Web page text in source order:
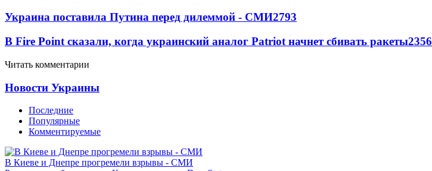
Украина поставила Путина перед дилеммой - СМИ2793
В Fire Point сказали, когда украинский аналог Patriot начнет сбивать ракеты2356
Читать комментарии
Новости Украины
Последние
Популярные
Комментируемые
В Киеве и Днепре прогремели взрывы - СМИ